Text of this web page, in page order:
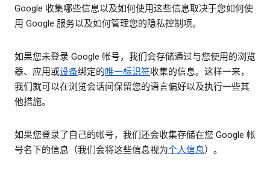
Google 收集哪些信息以及如何使用这些信息取决于您如何使
用 Google 服务以及如何管理您的隐私控制项。
如果您未登录 Google 帐号，我们会存储通过与您使用的浏览
器、应用或设备绑定的唯一标识符收集的信息。这样一来，
我们就可以在浏览会话间保留您的语言偏好以及执行一些其
他措施。
如果您登录了自己的帐号，我们还会收集存储在您 Google 帐
号名下的信息（我们会将这些信息视为个人信息）。